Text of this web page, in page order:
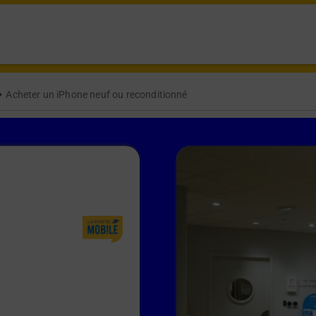
Acheter un iPhone neuf ou reconditionné